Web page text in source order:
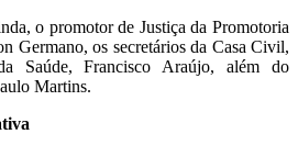
o promotor de Justiça da Promotoria
Germano, os secretários da Casa Civil,
Saúde, Francisco Araújo, além do
Martins.